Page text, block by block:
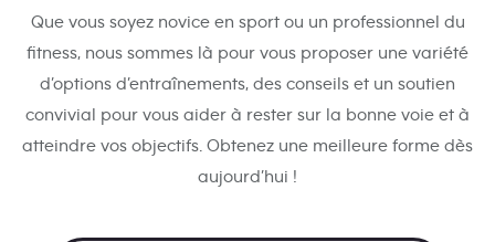
Que vous soyez novice en sport ou un professionnel du
fitness, nous sommes là pour vous proposer une variété
d’options d’entraînements, des conseils et un soutien
convivial pour vous aider à rester sur la bonne voie et à
atteindre vos objectifs. Obtenez une meilleure forme dès
aujourd’hui !